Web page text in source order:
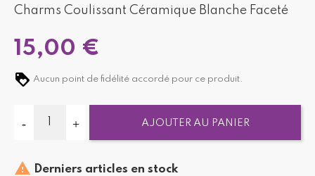
Charms Coulissant Céramique Blanche Faceté
15,00 €
Aucun point de fidélité accordé pour ce produit.
AJOUTER AU PANIER
 Derniers articles en stock